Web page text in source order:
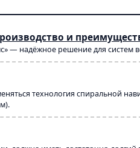
и
— надёжное решение для
технология спиральной